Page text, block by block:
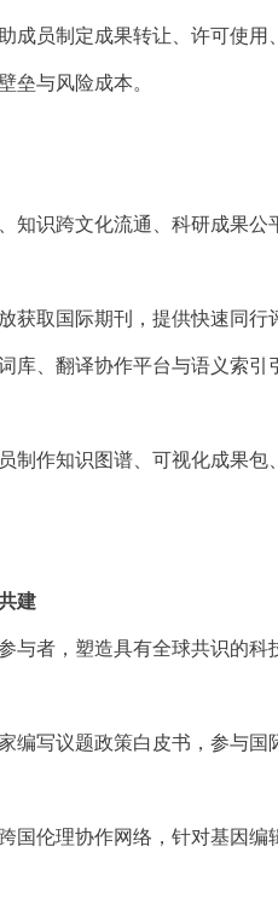
成员制定成果转让、许可使
垒与风险成本。
知识跨文化流通、科研成果公
获取国际期刊，提供快速同行
库、翻译协作平台与语义索
制作知识图谱、可视化成果
建
与者，塑造具有全球共识的科
编写议题政策白皮书，参与国
国伦理协作网络，针对基因编